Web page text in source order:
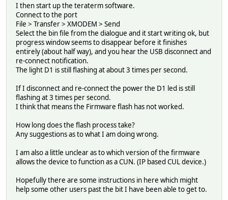
I then start up the teraterm software.
Connect to the port
File > Transfer > XMODEM > Send
Select the bin file from the dialogue and it start writing ok, but
progress window seems to disappear before it finishes
entirely (about half way), and you hear the USB disconnect and
re-connect notification.
The light D1 is still flashing at about 3 times per second.
If I disconnect and re-connect the power the D1 led is still
flashing at 3 times per second.
I think that means the Firmware flash has not worked.
How long does the flash process take?
Any suggestions as to what I am doing wrong.
I am also a little unclear as to which version of the firmware
allows the device to function as a CUN. (IP based CUL device.)
Hopefully there are some instructions in here which might
help some other users past the bit I have been able to get to.